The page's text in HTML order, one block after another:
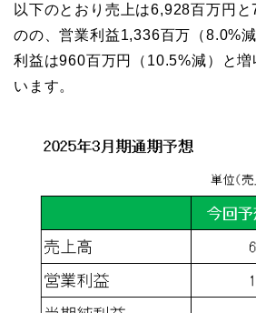
以下のとおり売上は6,928百万円
のの、営業利益1,336百万（8.0%
利益は960百万円（10.5%減）と増
います。